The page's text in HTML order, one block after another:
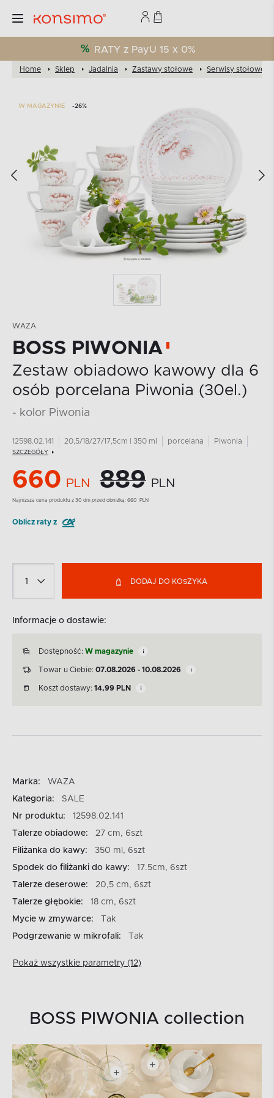
RATY z PayU 15 x 0%
Home Sklep Jadalnia Zastawy stołowe Serwisy stołowe
W MAGAZYNIE -26%
WAZA
BOSS PIWONIA
Zestaw obiadowo kawowy dla 6
osób porcelana Piwonia (30el.)
- kolor Piwonia
12598.02.141 20,5/18/27/17,5cm | 350 ml porcelana Piwonia
SZCZEGÓŁY
660 PLN 889 PLN
Najnizsza cena produktu z 30 dni przed obniżką: 660 PLN
Oblicz raty z
DODAJ DO KOSZYKA
Informacje o dostawie:
Dostępność: W magazynie
Towar u Ciebie: 07.08.2026 - 10.08.2026
Koszt dostawy: 14,99 PLN
Marka:
WAZA
Kategoria:
SALE
Nr produktu:
12598.02.141
Talerze obiadowe:
27 cm, 6szt
Filiżanka do kawy:
350 ml, 6szt
Spodek do filiżanki do kawy:
17.5cm, 6szt
Talerze deserowe:
20,5 cm, 6szt
Talerze głębokie:
18 cm, 6szt
Mycie w zmywarce:
Tak
Podgrzewanie w mikrofali:
Tak
Pokaż wszystkie parametry (12)
BOSS PIWONIA collection